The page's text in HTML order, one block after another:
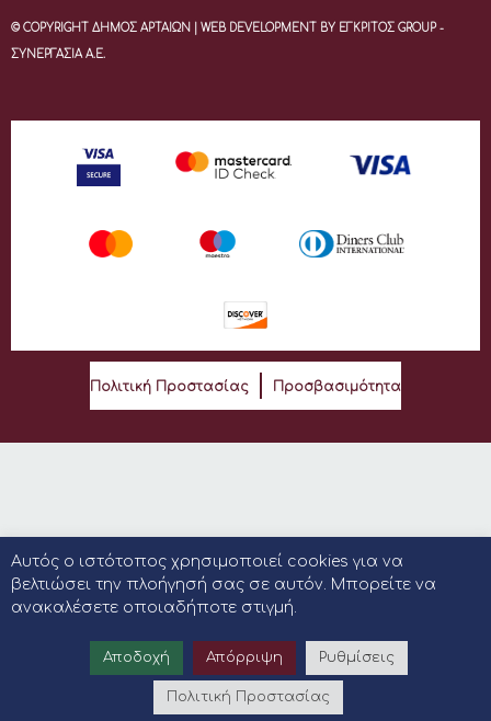
© COPYRIGHT ΔΗΜΟΣ ΑΡΤΑΙΩΝ | WEB DEVELOPMENT BY ΕΓΚΡΙΤΟΣ GROUP -
ΣΥΝΕΡΓΑΣΙΑ Α.Ε.
Πολιτική Προστασίας Προσβασιμότητα
Αυτός ο ιστότοπος χρησιμοποιεί cookies για να
βελτιώσει την πλοήγησή σας σε αυτόν. Μπορείτε να
ανακαλέσετε οποιαδήποτε στιγμή.
Αποδοχή Απόρριψη Ρυθμίσεις
Πολιτική Προστασίας